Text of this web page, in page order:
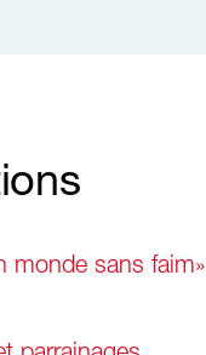
monde sans faim»